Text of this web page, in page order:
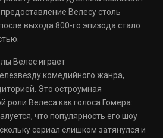
Велесу столь
выхода 800-го эпизода стало
Велес играет
комедийного жанра,
Это остроумная
роли Велеса как голоса Гомера:
что популярность его шоу
сериал слишком затянулся и